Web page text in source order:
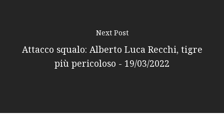
Next Post
Attacco squalo: Alberto Luca Recchi, tigre
più pericoloso - 19/03/2022